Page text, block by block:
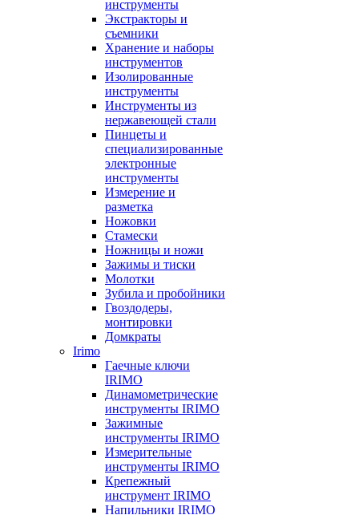
инструменты
Экстракторы и
съемники
Хранение и наборы
инструментов
Изолированные
инструменты
Инструменты из
нержавеющей стали
Пинцеты и
специализированные
электронные
инструменты
Измерение и
разметка
Ножовки
Стамески
Ножницы и ножи
Зажимы и тиски
Молотки
Зубила и пробойники
Гвоздодеры,
монтировки
Домкраты
Irimo
Гаечные ключи
IRIMO
Динамометрические
инструменты IRIMO
Зажимные
инструменты IRIMO
Измерительные
инструменты IRIMO
Крепежный
инструмент IRIMO
Напильники IRIMO